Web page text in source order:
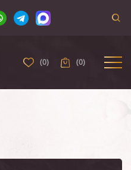
(0) (0)